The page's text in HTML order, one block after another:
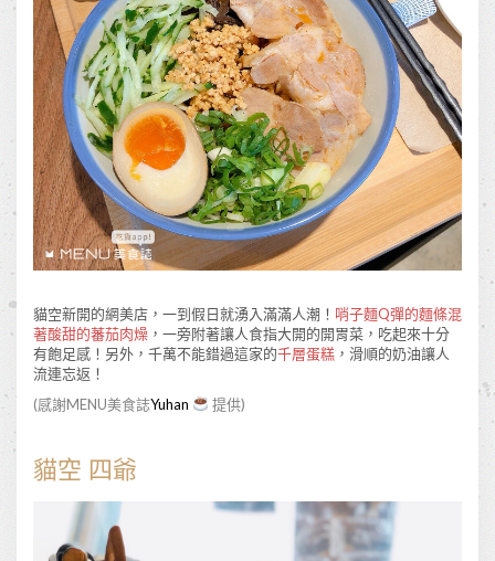
貓空新開的網美店，一到假日就湧入滿滿人潮！ 哨子麵Q彈的麵條混
著酸甜的蕃茄肉燥 ，一旁附著讓人食指大開的開胃菜，吃起來十分
有飽足感！另外，千萬不能錯過這家的千層蛋糕 ，滑順的奶油讓人
流連忘返！
(感謝MENU美食誌Yuhan 提供)
貓空 四爺